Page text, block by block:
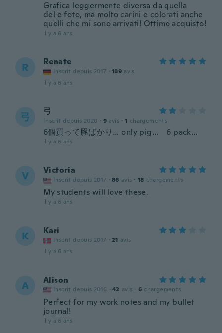
Grafica leggermente diversa da quella
delle foto, ma molto carini e colorati anche
quelli che mi sono arrivati! Ottimo acquisto!
il y a 6 ans
R Renate
Inscrit depuis 2017 · 189 avis
il y a 6 ans
弓 弓
Inscrit depuis 2020 · 9 avis · 1 chargements
6個買って豚ばかり… only pig… 6 pack…
il y a 6 ans
V Victoria
Inscrit depuis 2017 · 86 avis · 18 chargements
My students will love these.
il y a 6 ans
K Kari
Inscrit depuis 2017 · 21 avis
il y a 6 ans
A Alison
Inscrit depuis 2016 · 42 avis · 6 chargements
Perfect for my work notes and my bullet
journal!
il y a 6 ans